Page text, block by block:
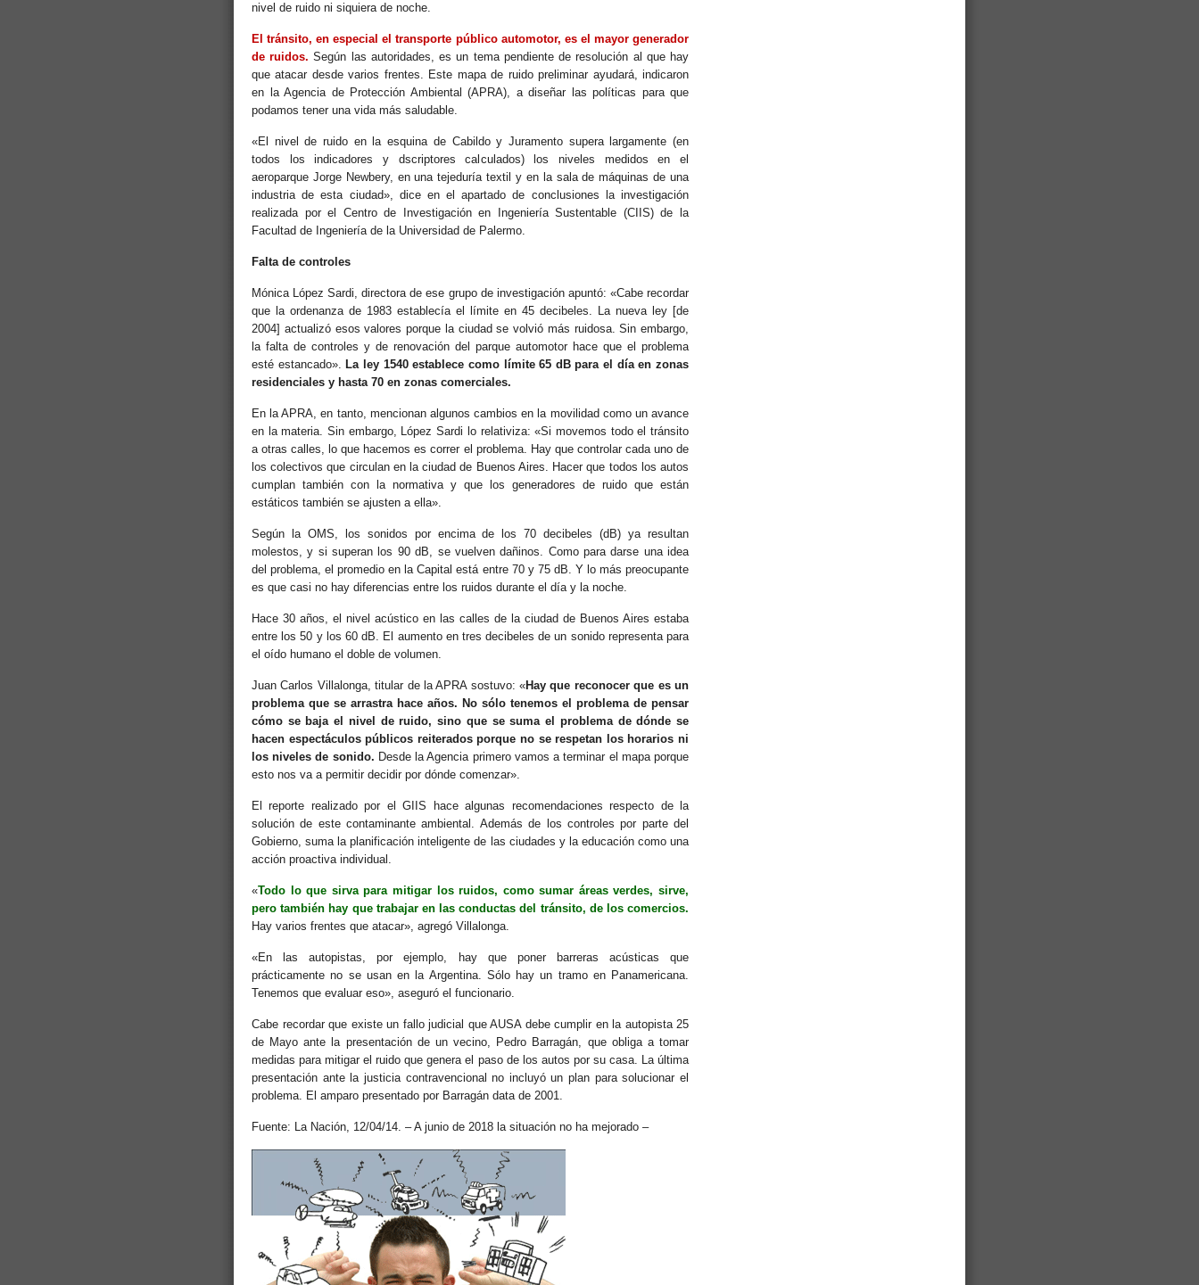
nivel de ruido ni siquiera de noche.
El tránsito, en especial el transporte público automotor, es el mayor generador
de ruidos. Según las autoridades, es un tema pendiente de resolución al que hay
que atacar desde varios frentes. Este mapa de ruido preliminar ayudará, indicaron
en la Agencia de Protección Ambiental (APRA), a diseñar las políticas para que
podamos tener una vida más saludable.
«El nivel de ruido en la esquina de Cabildo y Juramento supera largamente (en
todos los indicadores y dscriptores calculados) los niveles medidos en el
aeroparque Jorge Newbery, en una tejeduría textil y en la sala de máquinas de una
industria de esta ciudad», dice en el apartado de conclusiones la investigación
realizada por el Centro de Investigación en Ingeniería Sustentable (CIIS) de la
Facultad de Ingeniería de la Universidad de Palermo.
Falta de controles
Mónica López Sardi, directora de ese grupo de investigación apuntó: «Cabe recordar
que la ordenanza de 1983 establecía el límite en 45 decibeles. La nueva ley [de
2004] actualizó esos valores porque la ciudad se volvió más ruidosa. Sin embargo,
la falta de controles y de renovación del parque automotor hace que el problema
esté estancado». La ley 1540 establece como límite 65 dB para el día en zonas
residenciales y hasta 70 en zonas comerciales.
En la APRA, en tanto, mencionan algunos cambios en la movilidad como un avance
en la materia. Sin embargo, López Sardi lo relativiza: «Si movemos todo el tránsito
a otras calles, lo que hacemos es correr el problema. Hay que controlar cada uno de
los colectivos que circulan en la ciudad de Buenos Aires. Hacer que todos los autos
cumplan también con la normativa y que los generadores de ruido que están
estáticos también se ajusten a ella».
Según la OMS, los sonidos por encima de los 70 decibeles (dB) ya resultan
molestos, y si superan los 90 dB, se vuelven dañinos. Como para darse una idea
del problema, el promedio en la Capital está entre 70 y 75 dB. Y lo más preocupante
es que casi no hay diferencias entre los ruidos durante el día y la noche.
Hace 30 años, el nivel acústico en las calles de la ciudad de Buenos Aires estaba
entre los 50 y los 60 dB. El aumento en tres decibeles de un sonido representa para
el oído humano el doble de volumen.
Juan Carlos Villalonga, titular de la APRA sostuvo: «Hay que reconocer que es un
problema que se arrastra hace años. No sólo tenemos el problema de pensar
cómo se baja el nivel de ruido, sino que se suma el problema de dónde se
hacen espectáculos públicos reiterados porque no se respetan los horarios ni
los niveles de sonido. Desde la Agencia primero vamos a terminar el mapa porque
esto nos va a permitir decidir por dónde comenzar».
El reporte realizado por el GIIS hace algunas recomendaciones respecto de la
solución de este contaminante ambiental. Además de los controles por parte del
Gobierno, suma la planificación inteligente de las ciudades y la educación como una
acción proactiva individual.
«Todo lo que sirva para mitigar los ruidos, como sumar áreas verdes, sirve,
pero también hay que trabajar en las conductas del tránsito, de los comercios.
Hay varios frentes que atacar», agregó Villalonga.
«En las autopistas, por ejemplo, hay que poner barreras acústicas que
prácticamente no se usan en la Argentina. Sólo hay un tramo en Panamericana.
Tenemos que evaluar eso», aseguró el funcionario.
Cabe recordar que existe un fallo judicial que AUSA debe cumplir en la autopista 25
de Mayo ante la presentación de un vecino, Pedro Barragán, que obliga a tomar
medidas para mitigar el ruido que genera el paso de los autos por su casa. La última
presentación ante la justicia contravencional no incluyó un plan para solucionar el
problema. El amparo presentado por Barragán data de 2001.
Fuente: La Nación, 12/04/14. – A junio de 2018 la situación no ha mejorado –